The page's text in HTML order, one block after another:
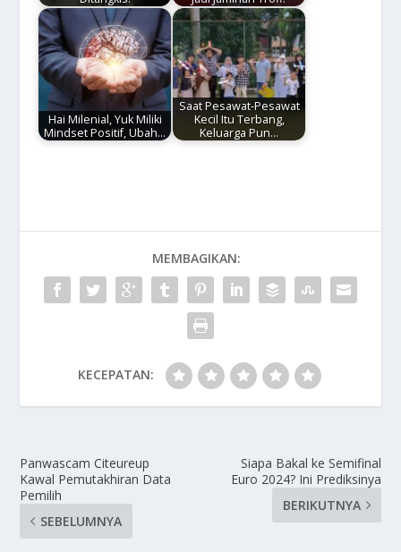
Hai Milenial, Yuk Miliki
Mindset Positif, Ubah…
Saat Pesawat-Pesawat
Kecil Itu Terbang,
Keluarga Pun…
MEMBAGIKAN:
KECEPATAN:
Panwascam Citeureup
Kawal Pemutakhiran Data
Pemilih
SEBELUMNYA
Siapa Bakal ke Semifinal
Euro 2024? Ini Prediksinya
BERIKUTNYA